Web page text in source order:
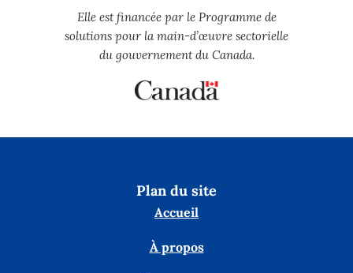
Elle est financée par le Programme de
solutions pour la main-d’œuvre sectorielle
du gouvernement du Canada.
Plan du site
Accueil
À propos